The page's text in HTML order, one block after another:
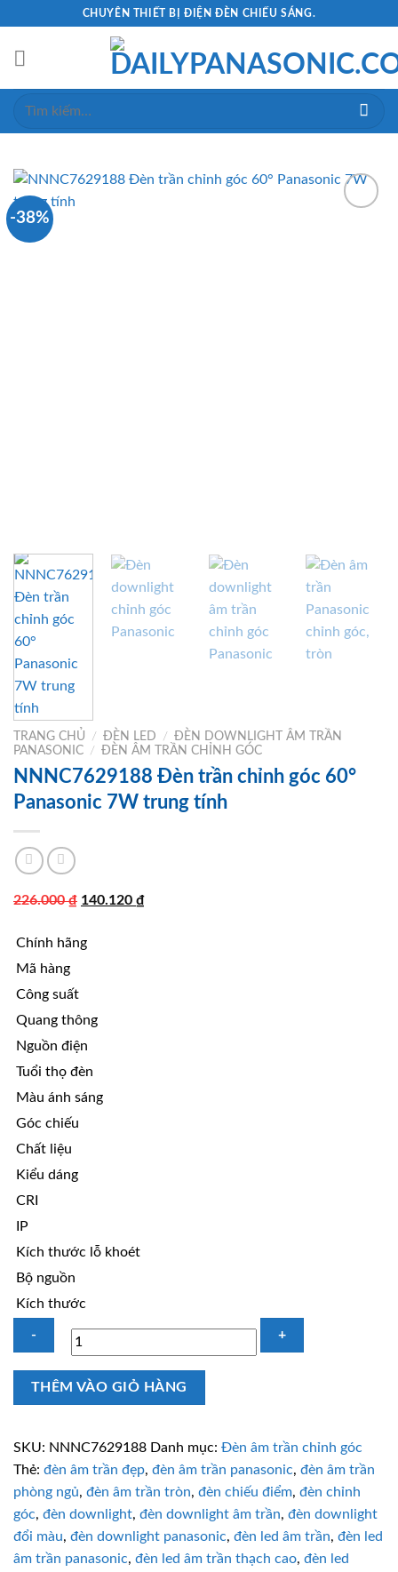
content
CHUYÊN THIẾT BỊ ĐIỆN ĐÈN CHIẾU SÁNG.
Tìm
-38%
TRANG CHỦ / ĐÈN LED / ĐÈN DOWNLIGHT ÂM TRẦN
PANASONIC / ĐÈN ÂM TRẦN CHỈNH GÓC
NNNC7629188 Đèn trần chỉnh góc 60°
Panasonic 7W trung tính
226.000₫ Giá
là:
140.120 ₫Giá
Chính hãng
Mã hàng
Công suất
Quang thông
Nguồn điện
Tuổi thọ đèn
Màu ánh sáng
Góc chiếu
Chất liệu
Kiểu dáng
CRI
IP
Kích thước lỗ khoét
Bộ nguồn
Kích thước
NNNC7629188
chỉnh
Panasonic
7W
trung
tính
THÊM VÀO GIỎ HÀNG
SKU: NNNC7629188 Danh mục: Đèn âm trần chỉnh góc
Thẻ: đèn âm trần đẹp, đèn âm trần panasonic, đèn âm trần
phòng ngủ, đèn âm trần tròn, đèn chiếu điểm, đèn chỉnh
góc, đèn downlight, đèn downlight âm trần, đèn downlight
đổi màu, đèn downlight panasonic, đèn led âm trần, đèn led
âm trần panasonic, đèn led âm trần thạch cao, đèn led